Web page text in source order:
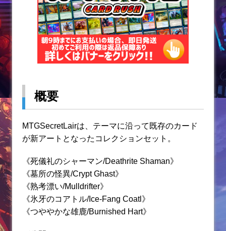
概要
MTGSecretLairは、テーマに沿って既存のカード
が新アートとなったコレクションセット。
《死儀礼のシャーマン/Deathrite Shaman》
《墓所の怪異/Crypt Ghast》
《熟考漂い/Mulldrifter》
《氷牙のコアトル/Ice-Fang Coatl》
《つややかな雄鹿/Burnished Hart》